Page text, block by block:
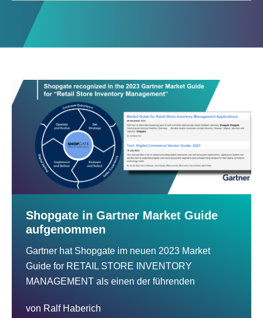
Shopgate in Gartner Market Guide
aufgenommen
Gartner hat Shopgate im neuen 2023 Market
Guide for RETAIL STORE INVENTORY
MANAGEMENT als einen der führenden
von Ralf Haberich